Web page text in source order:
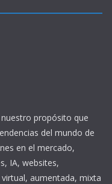
nuestro propósito que
del mundo de
en el mercado,
IA, websites,
aumentada, mixta